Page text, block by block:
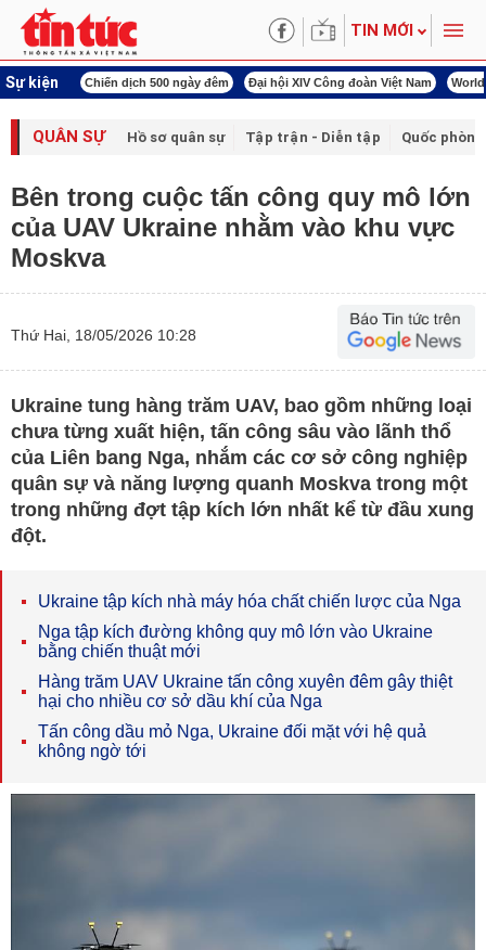
TIN MỚI
Sự kiện
ngày đêm Đại hội XIV Công đoàn Việt Nam World Cup 2026 Kỳ họp thứ
QUÂN SỰ Hồ sơ quân sự Tập trận - Diễn tập Quốc phòng
Bên trong cuộc tấn công quy mô lớn
của UAV Ukraine nhằm vào khu vực
Moskva
Thứ Hai, 18/05/2026 10:28
Ukraine tung hàng trăm UAV, bao gồm những loại
chưa từng xuất hiện, tấn công sâu vào lãnh thổ
của Liên bang Nga, nhắm các cơ sở công nghiệp
quân sự và năng lượng quanh Moskva trong một
trong những đợt tập kích lớn nhất kể từ đầu xung
đột.
Ukraine tập kích nhà máy hóa chất chiến lược của Nga
Nga tập kích đường không quy mô lớn vào Ukraine
bằng chiến thuật mới
Hàng trăm UAV Ukraine tấn công xuyên đêm gây thiệt
hại cho nhiều cơ sở dầu khí của Nga
Tấn công dầu mỏ Nga, Ukraine đối mặt với hệ quả
không ngờ tới